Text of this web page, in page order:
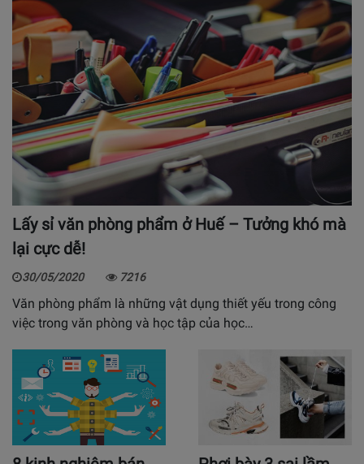
Lấy sỉ văn phòng phẩm ở Huế – Tưởng khó mà
lại cực dễ!
30/05/2020 7216
Văn phòng phẩm là những vật dụng thiết yếu trong công
việc trong văn phòng và học tập của học…